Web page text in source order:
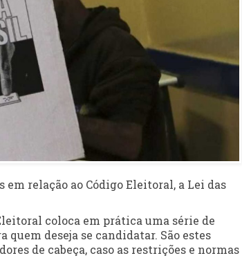
relação ao Código Eleitoral, a Lei das
coloca em prática uma série de
deseja se candidatar. São estes
de cabeça, caso as restrições e normas